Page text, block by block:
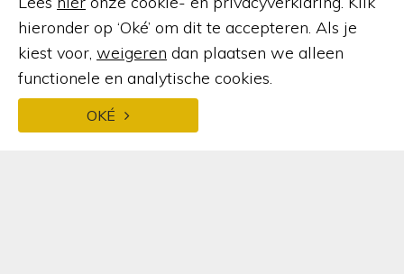
Kennisbank
WAT WIJ MAKEN
hieronder op ‘Oké’ om dit te accepteren. Als je
kiest voor, weigeren dan plaatsen we alleen
functionele en analytische cookies.
OKÉ